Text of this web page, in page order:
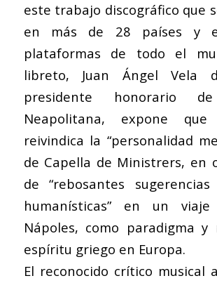
este trabajo discográfico que
en más de 28 países y
plataformas de todo el
libreto, Juan Ángel Vela
presidente honorario
Neapolitana, expone
reivindica la “personalidad
de Capella de Ministrers, en
de “rebosantes
humanísticas” en un
Nápoles, como paradigma y
espíritu griego en Europa.
El reconocido crítico musical